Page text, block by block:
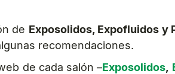
de Exposolidos, Expofluidos y
recomendaciones.
de cada salón –Exposolidos,